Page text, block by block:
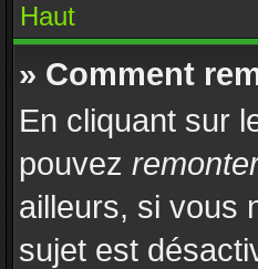
Haut
» Comment
En cliquant sur
pouvez
ailleurs, si vous
sujet est